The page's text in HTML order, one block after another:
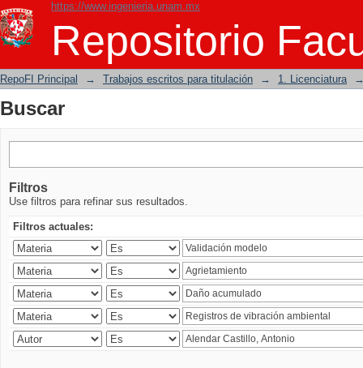
https://www.ingenieria.unam.mx
Repositorio
Buscar
RepoFI Principal → Trabajos escritos para titulación → 1. Licenciatura
Buscar
Filtros
Use filtros para refinar sus resultados.
Filtros actuales: